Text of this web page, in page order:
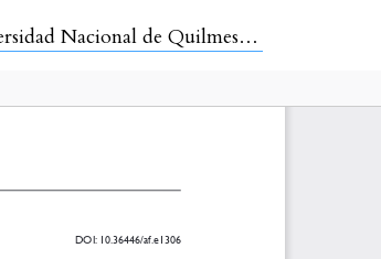
Nacional de Quilmes, 2023.